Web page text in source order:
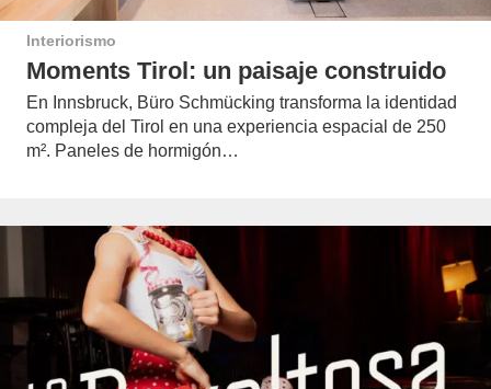
Interiorismo
Moments Tirol: un paisaje construido
En Innsbruck, Büro Schmücking transforma la identidad
compleja del Tirol en una experiencia espacial de 250
m². Paneles de hormigón…